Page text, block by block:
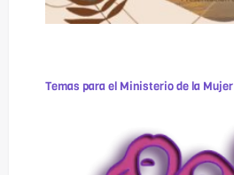
Temas para el Ministerio de la Mujer